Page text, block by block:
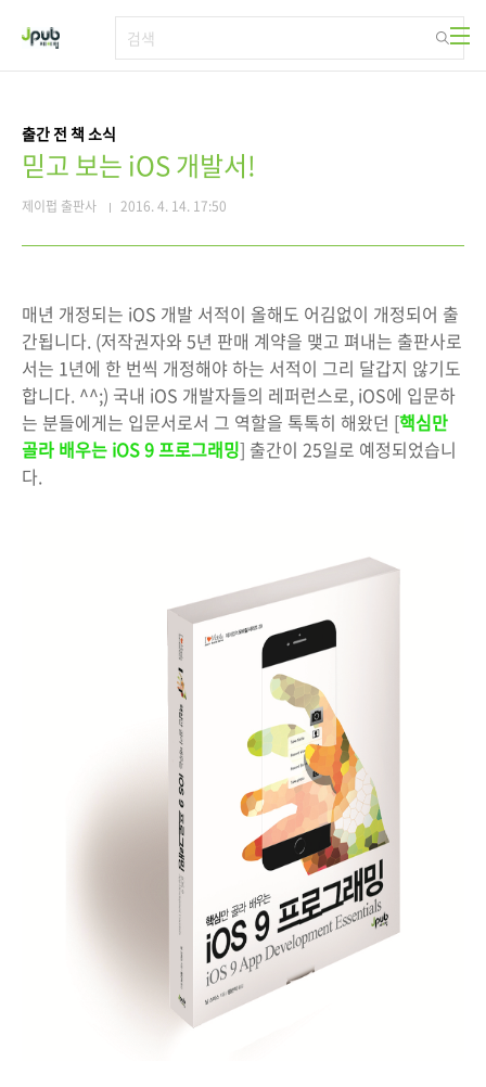
출간 전 책 소식
믿고 보는 iOS 개발서!
제이펍 출판사 2016. 4. 14. 17:50
매년 개정되는 iOS 개발 서적이 올해도 어김없이 개정되어 출
간됩니다. (저작권자와 5년 판매 계약을 맺고 펴내는 출판사로
서는 1년에 한 번씩 개정해야 하는 서적이 그리 달갑지 않기도
합니다. ^^;) 국내 iOS 개발자들의 레퍼런스로, iOS에 입문하
는 분들에게는 입문서로서 그 역할을 톡톡히 해왔던 [핵심만
골라 배우는 iOS 9 프로그래밍] 출간이 25일로 예정되었습니
다.